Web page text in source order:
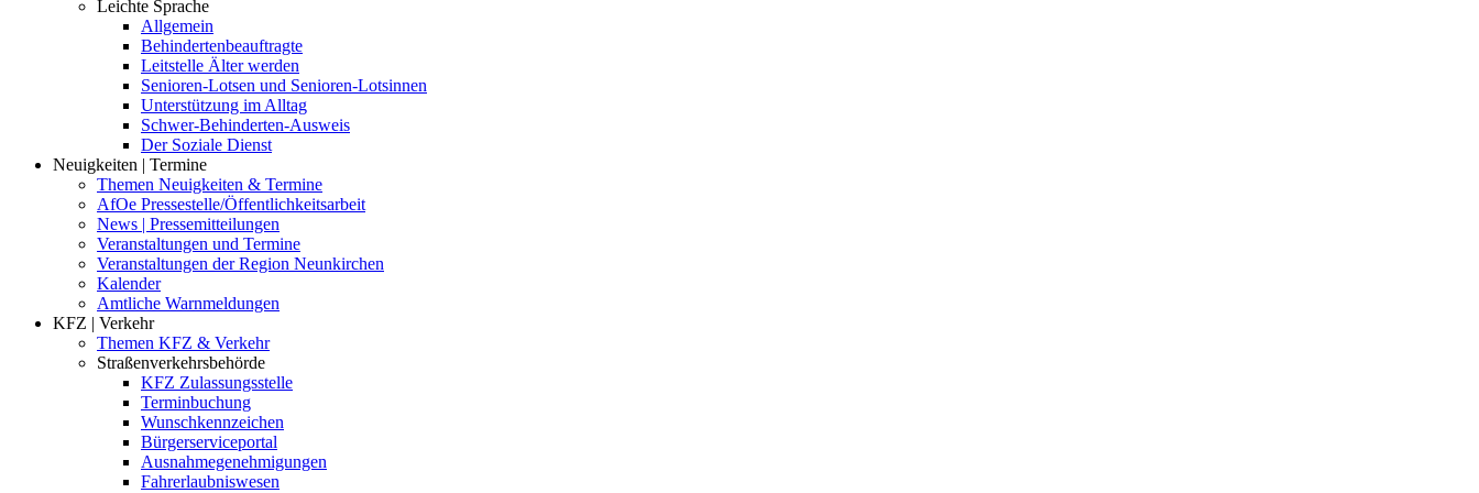
Leichte Sprache
Allgemein
Behindertenbeauftragte
Leitstelle Älter werden
Senioren-Lotsen und Senioren-Lotsinnen
Unterstützung im Alltag
Schwer-Behinderten-Ausweis
Der Soziale Dienst
Neuigkeiten | Termine
Themen Neuigkeiten & Termine
AfOe Pressestelle/Öffentlichkeitsarbeit
News | Pressemitteilungen
Veranstaltungen und Termine
Veranstaltungen der Region Neunkirchen
Kalender
Amtliche Warnmeldungen
KFZ | Verkehr
Themen KFZ & Verkehr
Straßenverkehrsbehörde
KFZ Zulassungsstelle
Terminbuchung
Wunschkennzeichen
Bürgerserviceportal
Ausnahmegenehmigungen
Fahrerlaubniswesen